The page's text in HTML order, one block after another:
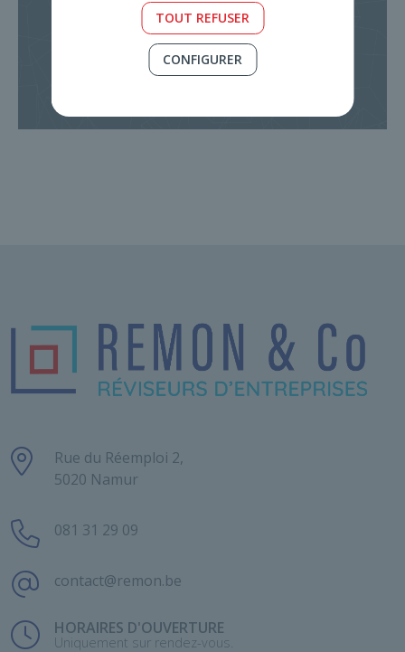
S'ABONNER À NOTRE
NEWSLETTER
Rue du Réemploi 2,
5020 Namur
081 31 29 09
contact@remon.be
HORAIRES D'OUVERTURE
Uniquement sur rendez-vous.
TOUT REFUSER
CONFIGURER